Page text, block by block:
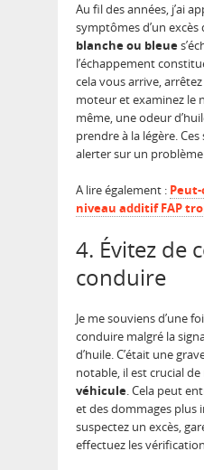
Au fil des années, j’ai
symptômes d’un excès
blanche ou bleue
l’échappement
cela vous arrive,
moteur et examinez le
même, une odeur
prendre à la légère.
alerter sur un
A lire également :
niveau additif FAP
4. Évitez de
conduire
Je me souviens d’une
conduire malgré la
d’huile. C’était une
notable, il est crucial de
véhicule. Cela peut
et des dommages plus
suspectez un excès,
effectuez les